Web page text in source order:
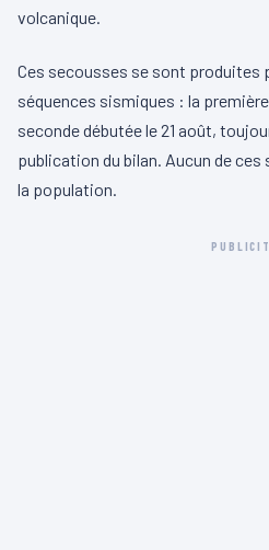
volcanique.
Ces secousses se sont produites
séquences sismiques : la
seconde débutée le 21 août,
publication du bilan. Aucun de ces
la population.